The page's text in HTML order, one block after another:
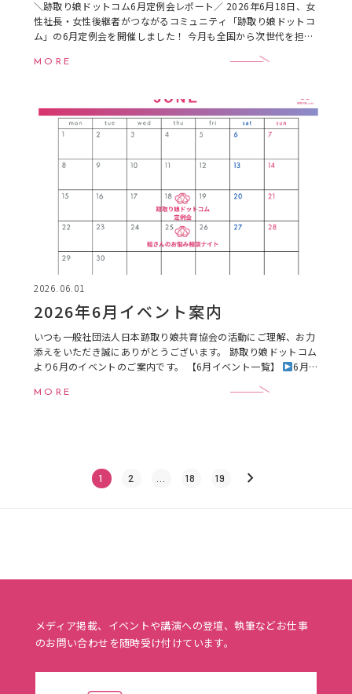
＼跡取り娘ドットコム6月定例会レポート／ 2026年6月18日、女
性社長・女性後継者がつながるコミュニティ「跡取り娘ドットコ
ム」の6月定例会を開催しました！ 今月も全国から次世代を担う
MORE
2026.06.01
2026年6月イベント案内
いつも一般社団法人日本跡取り娘共育協会の活動にご理解、お力
添えをいただき誠にありがとうございます。 跡取り娘ドットコム
より6月のイベントのご案内です。 【6月イベント一覧】
6月
MORE
1 2 … 18 19 keyboard_arrow_right
メディア掲載、イベントや講演への登壇、執筆などお仕事
のお問い合わせを随時受け付けています。